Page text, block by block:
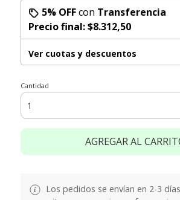
5% OFFcon Transferencia
Precio final:$8.312,50
Ver cuotas y descuentos
Cantidad
AGREGAR AL
Los pedidos se envían en 2-3